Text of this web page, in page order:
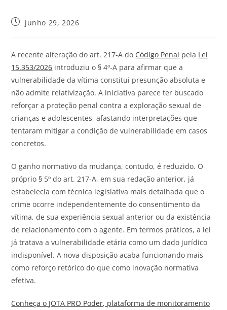
junho 29, 2026
A recente alteração do art. 217-A do Código Penal pela Lei
15.353/2026 introduziu o § 4º-A para afirmar que a
vulnerabilidade da vítima constitui presunção absoluta e
não admite relativização. A iniciativa parece ter buscado
reforçar a proteção penal contra a exploração sexual de
crianças e adolescentes, afastando interpretações que
tentaram mitigar a condição de vulnerabilidade em casos
concretos.
O ganho normativo da mudança, contudo, é reduzido. O
próprio § 5º do art. 217-A, em sua redação anterior, já
estabelecia com técnica legislativa mais detalhada que o
crime ocorre independentemente do consentimento da
vítima, de sua experiência sexual anterior ou da existência
de relacionamento com o agente. Em termos práticos, a lei
já tratava a vulnerabilidade etária como um dado jurídico
indisponível. A nova disposição acaba funcionando mais
como reforço retórico do que como inovação normativa
efetiva.
Conheça o JOTA PRO Poder, plataforma de monitoramento